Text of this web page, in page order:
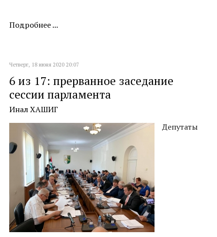
Подробнее ...
Четверг, 18 июня 2020 20:07
6 из 17: прерванное заседание
сессии парламента
Инал ХАШИГ
Депутаты